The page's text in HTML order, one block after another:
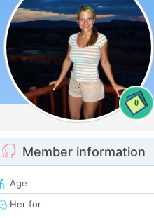
0
Member information
Age
Her for